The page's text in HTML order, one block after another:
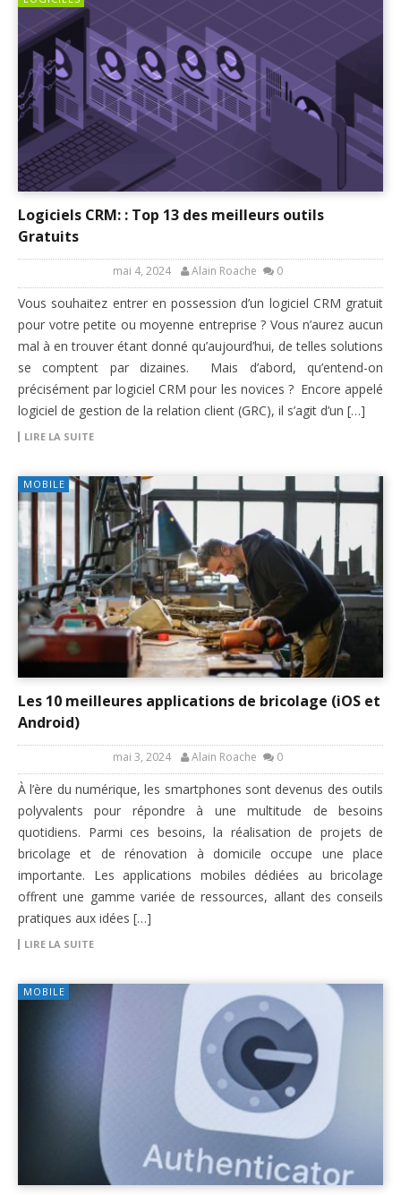
Logiciels CRM: : Top 13 des meilleurs outils
Gratuits
mai 4, 2024 Alain Roache 0
Vous souhaitez entrer en possession d’un logiciel CRM gratuit
pour votre petite ou moyenne entreprise ? Vous n’aurez aucun
mal à en trouver étant donné qu’aujourd’hui, de telles solutions
se comptent par dizaines. Mais d’abord, qu’entend-on
précisément par logiciel CRM pour les novices ? Encore appelé
logiciel de gestion de la relation client (GRC), il s’agit d’un […]
LIRE LA SUITE
MOBILE
Les 10 meilleures applications de bricolage (iOS et
Android)
mai 3, 2024 Alain Roache 0
À l’ère du numérique, les smartphones sont devenus des outils
polyvalents pour répondre à une multitude de besoins
quotidiens. Parmi ces besoins, la réalisation de projets de
bricolage et de rénovation à domicile occupe une place
importante. Les applications mobiles dédiées au bricolage
offrent une gamme variée de ressources, allant des conseils
pratiques aux idées […]
LIRE LA SUITE
MOBILE